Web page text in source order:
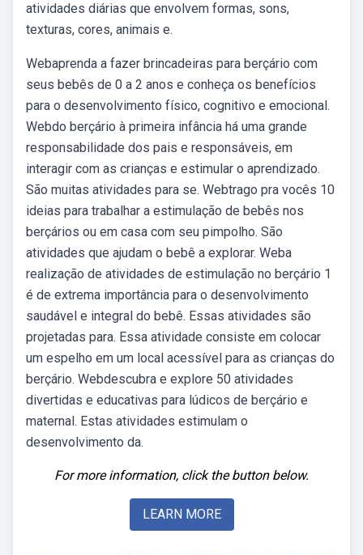
atividades diárias que envolvem formas, sons,
texturas, cores, animais e.
Webaprenda a fazer brincadeiras para berçário com
seus bebês de 0 a 2 anos e conheça os benefícios
para o desenvolvimento físico, cognitivo e emocional.
Webdo berçário à primeira infância há uma grande
responsabilidade dos pais e responsáveis, em
interagir com as crianças e estimular o aprendizado.
São muitas atividades para se. Webtrago pra vocês 10
ideias para trabalhar a estimulação de bebês nos
berçários ou em casa com seu pimpolho. São
atividades que ajudam o bebê a explorar. Weba
realização de atividades de estimulação no berçário 1
é de extrema importância para o desenvolvimento
saudável e integral do bebê. Essas atividades são
projetadas para. Essa atividade consiste em colocar
um espelho em um local acessível para as crianças do
berçário. Webdescubra e explore 50 atividades
divertidas e educativas para lúdicos de berçário e
maternal. Estas atividades estimulam o
desenvolvimento da.
For more information, click the button below.
LEARN MORE